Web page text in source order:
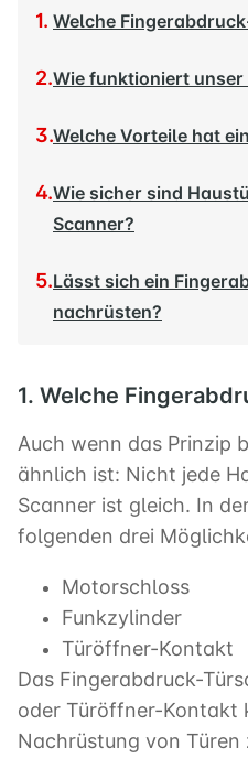
Welche
Wie funktioniert
Welche Vorteile hat
Wie sicher sind
Scanner?
Lässt sich ein
nachrüsten?
1. Welche
Auch wenn das Prinzip
ähnlich ist: Nicht jede
Scanner ist gleich. In
folgenden drei
Motorschloss
Funkzylinder
Türöffner-Kontakt
Das Fingerabdruck-
oder Türöffner-Kontakt
Nachrüstung von Türen